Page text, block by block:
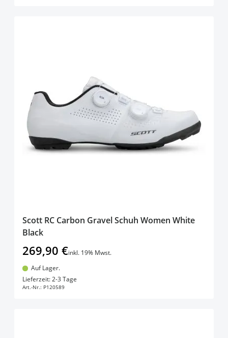
Scott RC Carbon Gravel Schuh Women White
Black
269,90 €inkl. 19% Mwst.
Auf Lager.
Lieferzeit: 2-3 Tage
Art.-Nr.: P120589